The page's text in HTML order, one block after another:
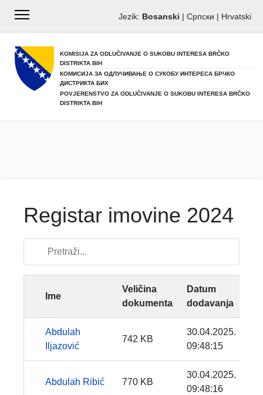
Jezik: Bosanski | Српски | Hrvatski
KOMISIJA ZA ODLUČIVANJE O SUKOBU INTERESA BRČKO
DISTRIKTA BIH
КОМИСИЈА ЗА ОДЛУЧИВАЊЕ О СУКОБУ ИНТЕРЕСА БРЧКО
ДИСТРИКТА БИХ
POVJERENSTVO ZA ODLUČIVANJE O SUKOBU INTERESA BRČKO
DISTRIKTA BIH
Registar imovine 2024
Ime
Veličina
dokumenta
Datum
dodavanja
Abdulah
Iljazović
742 KB
30.04.2025.
09:48:15
Abdulah Ribić 770 KB
30.04.2025.
09:48:16